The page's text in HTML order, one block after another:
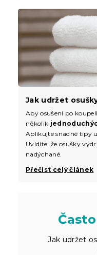
Jak udržet
Aby osušení po
několik
Aplikujte snadné tipy
Uvidíte, že osušky
nadýchané.
Přečíst celý článek
Jak udržet